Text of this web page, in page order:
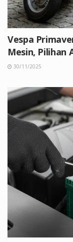
Vespa
Mesin, Pilihan
30/11/2025